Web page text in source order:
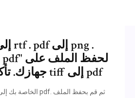
جهازك. تأكد من خصوصية ملفاتك عند استخدام أداة التحويل من tiff إلى pdf